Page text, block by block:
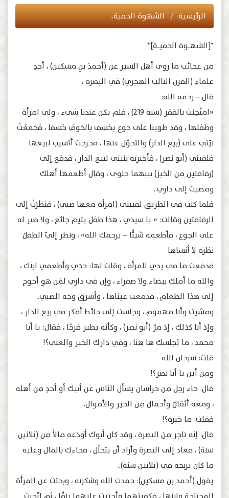
الرئيسية الشهوة الخفية..
*[الشهــــوة الخفيــــة]*
ﻣﻦ ﻋﺠﺎﺋﺐ ﻣﺎ ﺭﻭﻯ ﺃﻫﻞ ﺍﻟﺴﻴﺮ ﻋﻦ (ﺃﺣﻤﺪَ ﺑﻦِ ﻣﺴﻜﻴﻦ) ، ﺃﺣﺪِ
ﻋﻠﻤﺎﺀِ (ﺍﻟﻘﺮﻥ ﺍﻟﺜﺎﻟﺚ ﺍﻟﻬﺠﺮﻱ) ﻓﻲ ﺍﻟﺒﺼﺮﺓ ،
ﻗﺎﻝ – رحمه الله:
«ﺍﻣﺘُﺤِﻨﺖ ﺑﺎﻟﻔﻘﺮ (ﺳﻨﺔ 219) ، ﻓﻠﻢ ﻳﻜﻦ ﻋﻨﺪﻧﺎ ﺷﻲﺀ ، ﻭﻟﻲ ﺍﻣﺮﺃﺓ
ﻭﻃﻔﻠﻬﺎ ، ﻭﻗﺪ ﻃﻮﻳﻨﺎ ﻋﻠﻰ ﺟﻮﻉ ﻳﺨﺴِﻒ ﺑﺎﻟﺠَﻮﻑِ ﺧﺴﻔﺎ ، ﻓَﺠَﻤﻌْﺖُ
ﻧﻴّﺘﻲ ﻋﻠﻰ (ﺑﻴﻊ ﺍﻟﺪﺍﺭ) ﻭﺍﻟﺘﺤﻮّﻝ ﻋﻨﻬﺎ ، ﻓﺨﺮﺟﺖ ﺃﺗﺴﺒﺐ ﻟﺒﻴﻌﻬﺎ
ﻓﻠﻘﻴﻨﻲ (ﺃﺑﻮ ﻧﺼﺮ) ، ﻓﺄﺧﺒﺮﺗﻪ ﺑﻨﻴﺘﻲ ﻟﺒﻴﻊ ﺍﻟﺪﺍﺭ ، ﻓﺪﻓﻊ ﺇﻟﻲ
(رقاﻗﺘﻴﻦ ﻣﻦ ﺍﻟﺨﺒﺰ) ﺑﻴﻨﻬﻤﺎ ﺣﻠﻮﻯ ، ﻭﻗﺎﻝ ﺃﻃﻌﻤﻬﺎ ﺃﻫﻠﻚ
ﻭﻣﻀﻴﺖ ﺇﻟﻰ ﺩﺍﺭﻱ..
فلما كنت ﻓﻲ ﺍﻟﻄﺮﻳﻖ ﻟﻘﻴﺘﻨﻲ (ﺍﻣﺮﺃﺓ ﻣﻌﻬﺎ ﺻﺒﻲ) ، ﻓﻨﻈَﺮَﺕْ ﺇﻟﻰ
ﺍﻟﺮقاقتين ﻭﻗﺎﻟﺖ: « ﻳﺎ ﺳﻴﺪﻱ ، ﻫﺬﺍ ﻃﻔﻞ ﻳﺘﻴﻢ ﺟﺎﺋﻊ ، ﻭﻻ‌ ﺻﺒﺮ ﻟﻪ
ﻋﻠﻰ ﺍﻟﺠﻮﻉ ، ﻓﺄﻃﻌﻤﻪ ﺷﻴﺌًﺎ – ﻳﺮﺣﻤﻚ ﺍﻟﻠﻪ» ، ﻭﻧﻈﺮ ﺇﻟﻲّ ﺍﻟﻄﻔﻞُ
ﻧﻈﺮﺓ ﻻ‌ ﺃﻧﺴﺎﻫﺎ
ﻓﺪﻓﻌﺖ ﻣﺎ ﻓﻲ ﻳﺪﻱ ﻟﻠﻤﺮﺃﺓ ، ﻭﻗﻠﺖ ﻟﻬﺎ: ﺧﺬﻱ ﻭﺃﻃﻌﻤﻲ ﺍﺑﻨﻚ ،
ﻭﺍﻟﻠﻪ ﻣﺎ ﺃﻣﻠﻚ ﺑﻴﻀﺎﺀ ﻭﻻ‌ ﺻﻔﺮﺍﺀ ، ﻭﺇﻥ ﻓﻲ ﺩﺍﺭﻱ ﻟﻤَﻦ ﻫﻮ ﺃﺣﻮﺝ
ﺇﻟﻰ ﻫﺬﺍ ﺍﻟﻄﻌﺎﻡ ، ﻓﺪﻣﻌﺖ ﻋﻴﻨﺎﻫﺎ ، ﻭﺃﺷﺮﻕ ﻭﺟﻪ ﺍﻟﺼﺒﻲ..
ﻭﻣﺸﻴﺖ ﻭﺃﻧﺎ ﻣﻬﻤﻮﻡ ، ﻭﺟﻠﺴﺖ ﺇﻟﻰ ﺣﺎﺋﻂ ﺃﻓﻜﺮ ﻓﻲ ﺑﻴﻊ ﺍﻟﺪﺍﺭ ،
ﻭﺇﺫ ﺃﻧﺎ ﻛﺬﻟﻚ ، ﺇﺫ ﻣﺮّ (ﺃﺑﻮ ﻧﺼﺮ) ، ﻭﻛﺄﻧﻪ ﻳﻄﻴﺮ ﻓﺮحًا ، ﻓﻘﺎﻝ: ﻳﺎ ﺃﺑﺎ
ﻣﺤﻤﺪ ، ﻣﺎ ﻳُﺠﻠﺴﻚ ﻫﺎ ﻫﻨﺎ ، ﻭﻓﻲ ﺩﺍﺭﻙ ﺍﻟﺨﻴﺮ ﻭﺍﻟﻐﻨﻰ؟!
ﻗﻠﺖ: ﺳﺒﺤﺎﻥ الله
ﻭﻣﻦ ﺃﻳﻦ ﻳﺎ ﺃﺑﺎ ﻧﺼﺮ؟!
ﻗﺎﻝ: ﺟﺎﺀ ﺭﺟﻞ مِن ﺧﺮﺍﺳﺎﻥ ﻳﺴﺄﻝ ﺍﻟﻨﺎﺱ ﻋﻦ ﺃﺑﻴﻚ ﺃﻭ ﺃﺣﺪٍ ﻣِﻦ ﺃﻫﻠﻪ
، ﻭﻣﻌﻪ ﺃﺛﻘﺎﻝٌ ﻭﺃﺣﻤﺎﻝٌ ﻣِﻦَ ﺍﻟﺨﻴﺮ ﻭﺍﻷ‌ﻣﻮﺍﻝ..
ﻓﻘﻠﺖ: ﻣﺎ ﺧﺒﺮﻩ؟!
ﻗﺎﻝ: ﺇﻧﻪ ﺗﺎﺟﺮ ﻣِﻦَ ﺍﻟﺒﺼﺮﺓ ، ﻭﻗﺪ ﻛﺎﻥ ﺃﺑﻮﻙ ﺃﻭﺩَﻋﻪ ﻣﺎﻻ‌ً ﻣِﻦ (ﺛﻼ‌ﺛﻴﻦ
ﺳﻨﺔ) ، ﻓﻌﺎﺩ ﺇﻟﻰ ﺍﻟﺒﺼﺮﺓ ﻭﺃﺭﺍﺩ ﺃﻥ ﻳﺘﺤﻠّﻞ ، ﻓﺠﺎﺀﻙ ﺑﺎﻟﻤﺎﻝ ﻭﻋﻠﻴﻪ
ﻣﺎ ﻛﺎﻥ ﻳﺮﺑﺤﻪ ﻓﻲ (ﺛﻼ‌ﺛﻴﻦ ﺳﻨﺔ)..
ﻳﻘﻮﻝ (ﺃﺣﻤﺪ ﺑﻦ ﻣﺴﻜﻴﻦ): ﺣﻤﺪﺕ ﺍﻟﻠﻪ ﻭﺷﻜﺮﺗﻪ ، ﻭﺑﺤﺜﺖ ﻋﻦ ﺍﻟﻤﺮﺃﺓ